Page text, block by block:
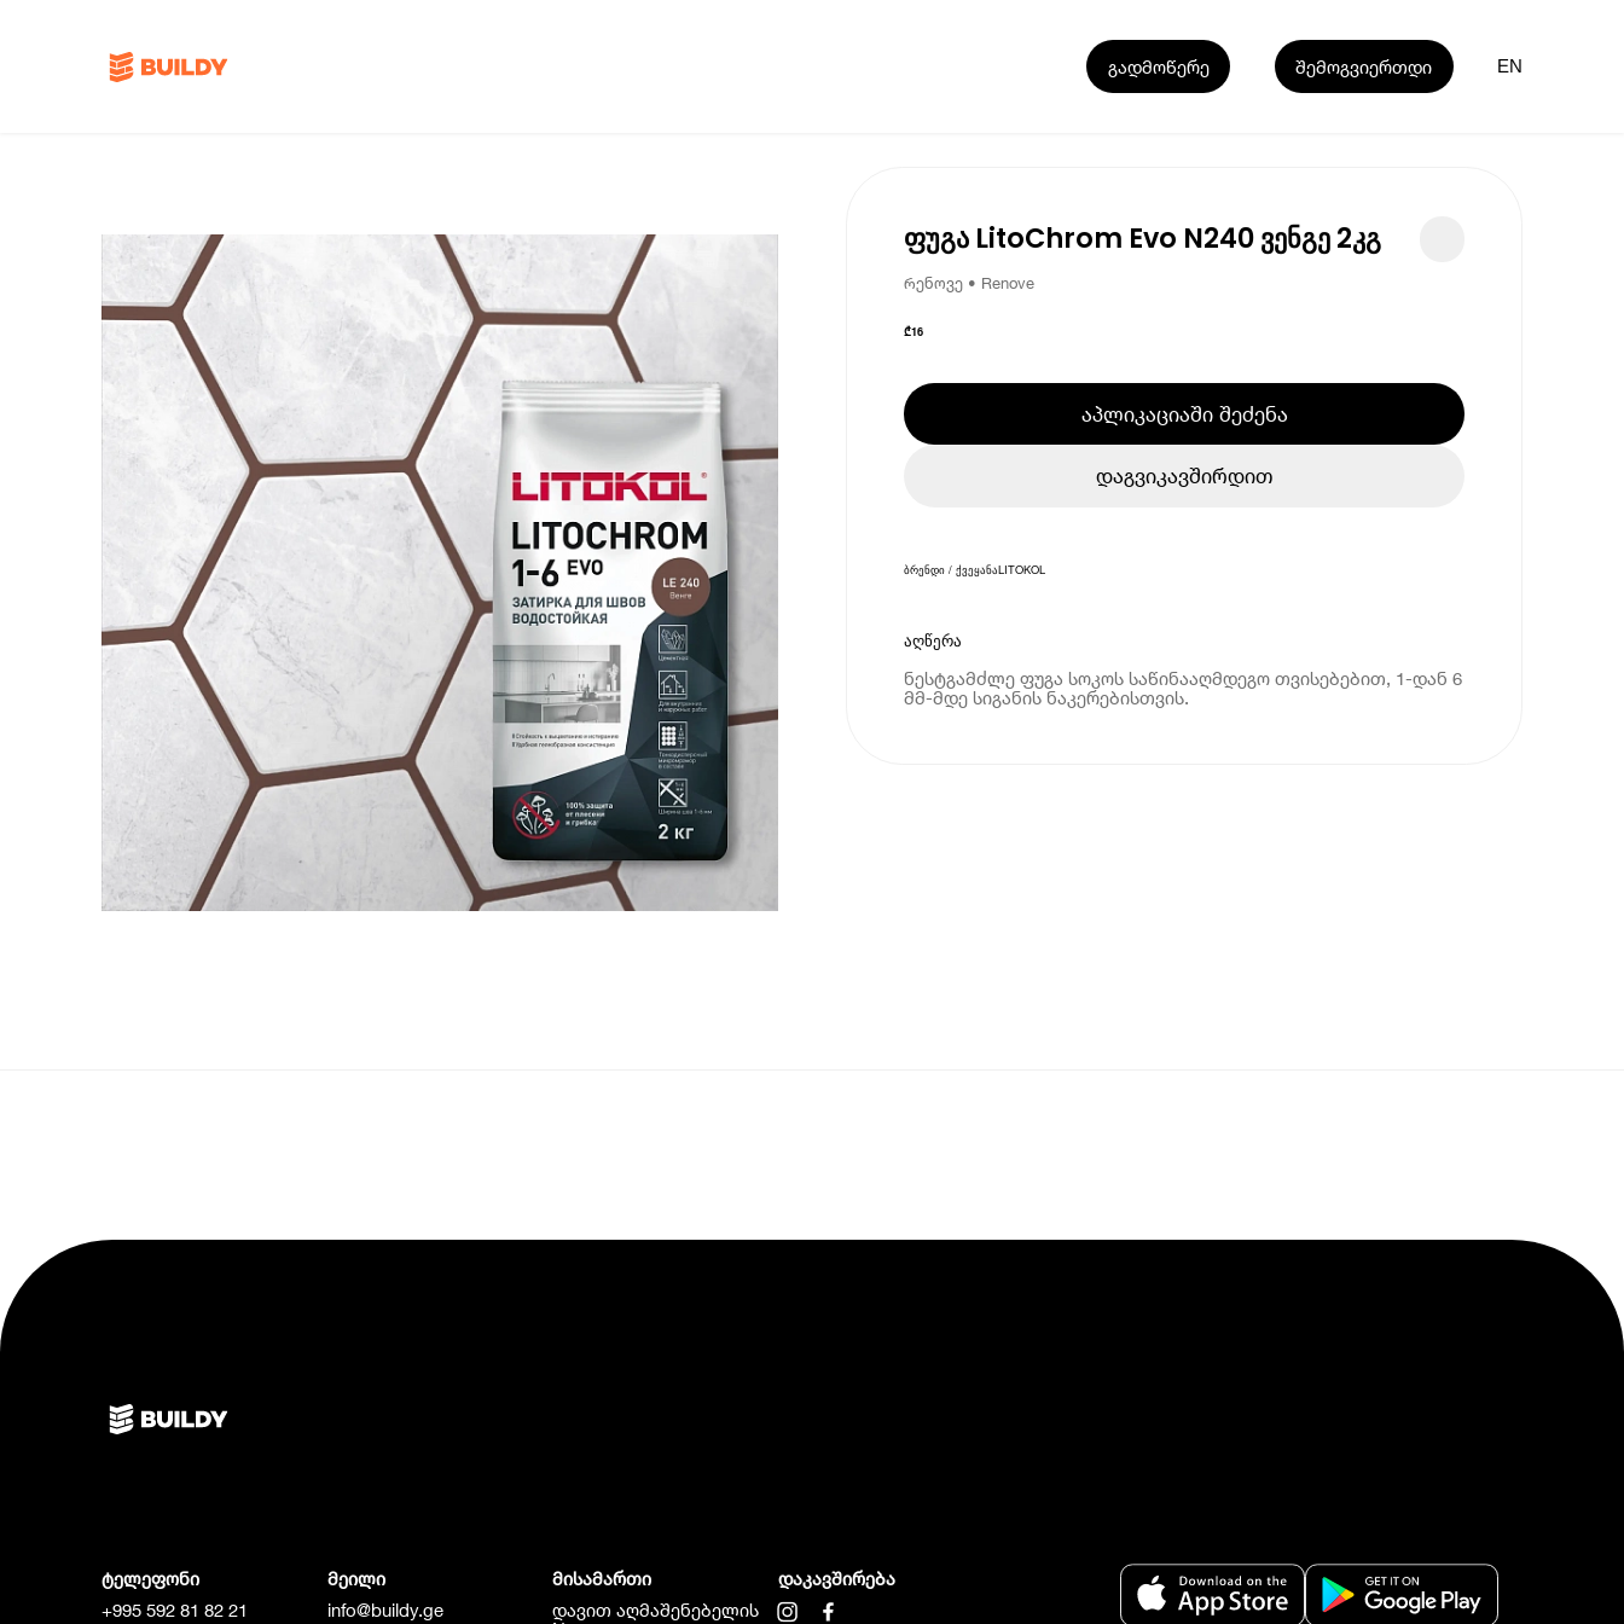
გადმოწერე შემოგვიერთდი EN
ფუგა LitoChrom Evo N240 ვენგე 2კგ
რენოვე • Renove
₾16
აპლიკაციაში შეძენა
დაგვიკავშირდით
ბრენდი / ქვეყანაLITOKOL
აღწერა
ნესტგამძლე ფუგა სოკოს საწინააღმდეგო თვისებებით, 1-დან 6
მმ-მდე სიგანის ნაკერებისთვის.
ტელეფონი
+995 592 81 82 21
მეილი
info@buildy.ge
მისამართი
დავით აღმაშენებელის
დაკავშირება